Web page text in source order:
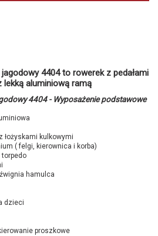
jagodowy 4404 to rowerek z pedałami
aluminiową ramą
4404 - Wyposażenie podstawowe
łożyskami kulkowymi
( felgi, kierownica i korba)
hamulca
dzieci
proszkowe